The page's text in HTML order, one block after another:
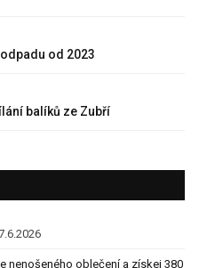
od 2023
balíků ze Zubří
nenošeného oblečení a získej 380